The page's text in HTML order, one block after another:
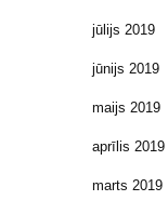
jūlijs 2019
jūnijs 2019
maijs 2019
aprīlis 2019
marts 2019